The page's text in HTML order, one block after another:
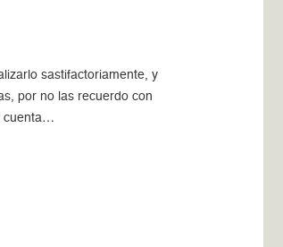
sastifactoriamente, y
por no las recuerdo con
cuenta…